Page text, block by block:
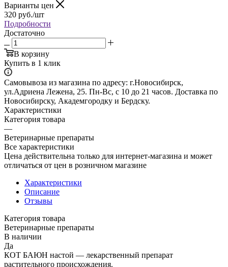
Варианты цен
320 руб./шт
Подробности
Достаточно
В корзину
Купить в 1 клик
Самовывоза из магазина по адресу: г.Новосибирск,
ул.Адриена Лежена, 25. Пн-Вс, с 10 до 21 часов. Доставка по
Новосибирску, Академгородку и Бердску.
Характеристики
Категория товара
—
Ветеринарные препараты
Все характеристики
Цена действительна только для интернет-магазина и может
отличаться от цен в розничном магазине
Характеристики
Описание
Отзывы
Категория товара
Ветеринарные препараты
В наличии
Да
КОТ БАЮН настой — лекарственный препарат
растительного происхождения.